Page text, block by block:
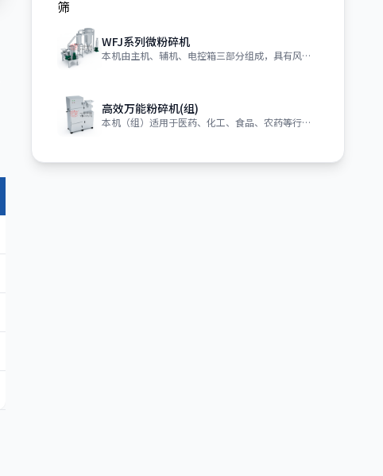
WFJ系列微粉碎机
本机由主机、辅机、电控箱三部分组成，具有风选式，无筛网，粒度均匀等多种性能，生产
高效万能粉碎机(组)
本机（组）适用于医药、化工、食品、农药等行业脆性物料的粉碎，用途极为广泛。